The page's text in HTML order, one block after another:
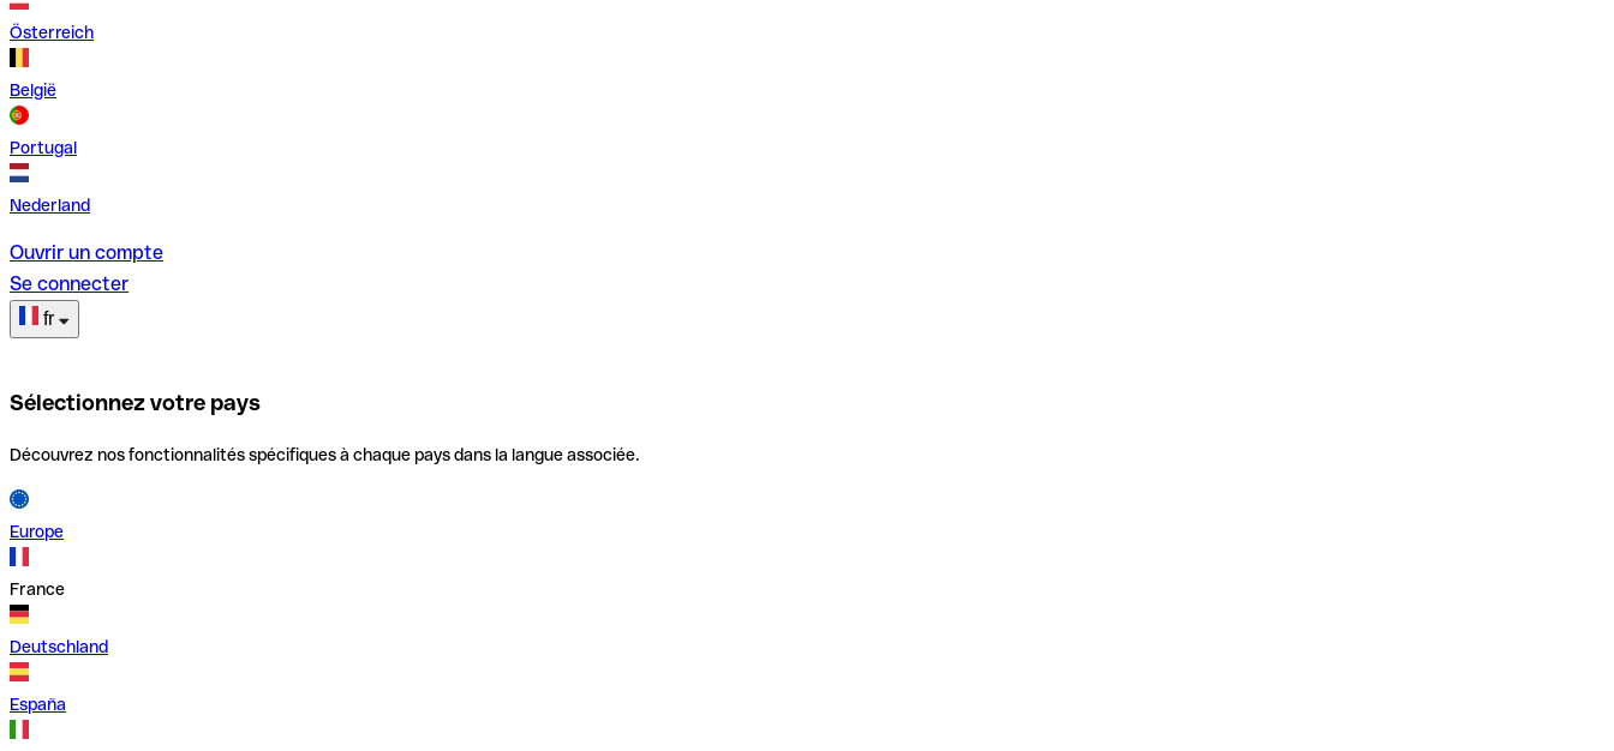
Österreich
België
Portugal
Nederland
Ouvrir un compte
Se connecter
fr
Sélectionnez votre pays
Découvrez nos fonctionnalités spécifiques à chaque pays dans la langue associée.
Europe
France
Deutschland
España